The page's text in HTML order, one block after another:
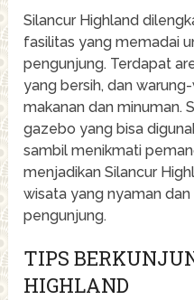
Silancur Highland
fasilitas yang memadai
pengunjung. Terdapat
yang bersih, dan
makanan dan minuman.
gazebo yang bisa
sambil menikmati
menjadikan Silancur
wisata yang nyaman
pengunjung.
TIPS
HIGHLAND